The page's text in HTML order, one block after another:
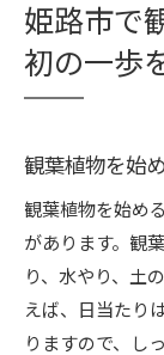
観葉植物
観葉
観葉
観葉
季節
ア
観葉
姫路市で
初の一歩
観葉植物を始
観葉植物を始め
があります。観
り、水やり、土
えば、日当たり
りますので、し